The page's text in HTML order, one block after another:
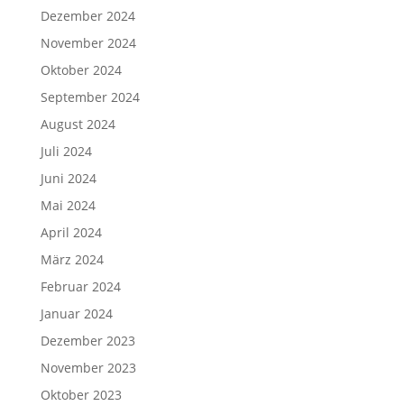
Dezember 2024
November 2024
Oktober 2024
September 2024
August 2024
Juli 2024
Juni 2024
Mai 2024
April 2024
März 2024
Februar 2024
Januar 2024
Dezember 2023
November 2023
Oktober 2023